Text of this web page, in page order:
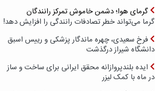
گرمای هوا؛ دشمن خاموش تمرکز رانندگان
گرما می‌تواند خطر تصادفات رانندگی را افزایش دهد!
فرخ سعیدی، چهره ماندگار پزشکی و رییس اسبق
دانشگاه شیراز درگذشت
ایده بلندپروازانه محقق ایرانی برای ساخت و ساز
در ماه با کمک لیزر